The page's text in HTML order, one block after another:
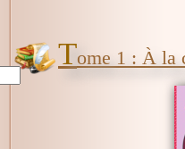
Tome 1 : À la